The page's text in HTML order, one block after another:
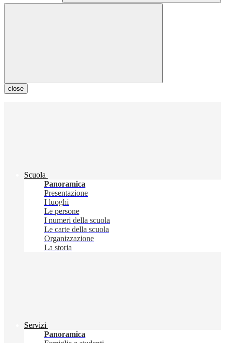
close
Scuola
Panoramica
Presentazione
I luoghi
Le persone
I numeri della scuola
Le carte della scuola
Organizzazione
La storia
Servizi
Panoramica